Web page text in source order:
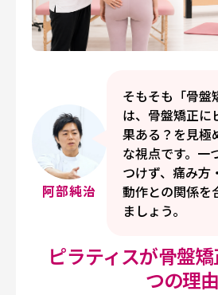
阿部純治
そもそも「骨盤
は、骨盤矯正に
果ある？を見極
な視点です。一
つけず、痛み方
動作との関係を
ましょう。
ピラティスが骨盤
つの理由